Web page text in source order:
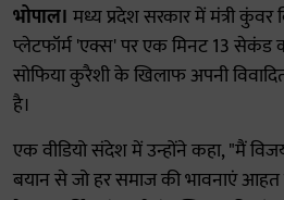
भोपाल। मध्य प्रदेश सरकार में मंत्री
प्लेटफॉर्म 'एक्स' पर एक मिनट 13 सेकंड
सोफिया कुरैशी के खिलाफ अपनी
है।
एक वीडियो संदेश में उन्होंने कहा, "मैं
बयान से जो हर समाज की भावनाएं